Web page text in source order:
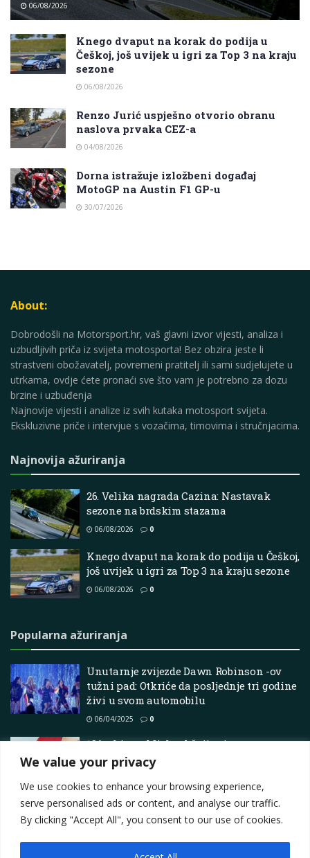
We value your privacy
We use cookies to enhance your browsing experience,
serve personalised ads or content, and analyse our traffic.
By clicking "Accept All", you consent to our use of cookies.
06/08/2026
Knego dvaput na korak do podija u
Češkoj, još uvijek u igri za Top 3 na kraju
sezone
06/08/2026
Renzo Jurić uspješno otvorio obranu
naslova prvaka CEZ-a
04/08/2026
Dorna istražuje izložbeni događaj
MotoGP na Austin F1 GP-u
30/07/2026
About:
Dobrodošli na Motorsport.hr, vaš glavni izvor vijesti, analiza i
uzbudljivih priča iz svijeta motosporta! Bez obzira jeste li
strastveni obožavatelj, povremeni pratitelj ili sami sudjelujete u
utrkama, ovdje ćete pronaći sve što vam je potrebno za dozu
brzine i uzbuđenja
Najnovije vijesti i analize iz svih kutaka motosport svijeta.
Ekskluzivne priče i intervjue s vozačima, timovima i stručnjacima.
Najnovija ažuriranja
26. Velika nagrada Cazina: Nastavak
sezone na brdskim stazama
06/08/2026 0
Knego dvaput na korak do podija u Češkoj,
još uvijek u igri za Top 3 na kraju sezone
06/08/2026 0
Popularna ažuriranja
Unutarnje zvijezde Dawn Robinson -ov
tužni pad: Otkriće da posljednje tri godine
živi u svom automobilu
06/04/2025 0
18ft skice – Michael špijuni
16/05/2025 0